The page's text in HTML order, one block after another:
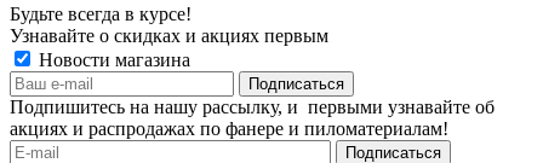
Будьте всегда в курсе!
Узнавайте о скидках и акциях первым
Новости магазина
Подпишитесь на нашу рассылку, и первыми узнавайте об
акциях и распродажах по фанере и пиломатериалам!